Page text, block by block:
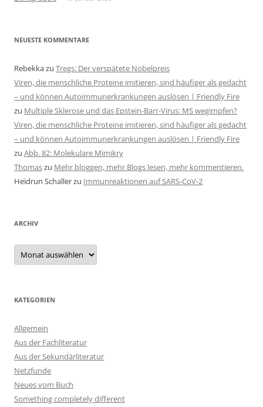
NEUESTE KOMMENTARE
Rebekkazu Tregs: Der verspätete Nobelpreis
Viren, die menschliche Proteine imitieren, sind häufiger als gedacht
– und können Autoimmunerkrankungen auslösen | Friendly Fire
zu Multiple Sklerose und das Epstein-Barr-Virus: MS wegimpfen?
Viren, die menschliche Proteine imitieren, sind häufiger als gedacht
– und können Autoimmunerkrankungen auslösen | Friendly Fire
zu Abb. 82: Molekulare Mimikry
Thomaszu Mehr bloggen, mehr Blogs lesen, mehr kommentieren.
Heidrun Schallerzu Immunreaktionen auf SARS-CoV-2
ARCHIV
Archiv
KATEGORIEN
Allgemein
Aus der Fachliteratur
Aus der Sekundärliteratur
Netzfunde
Neues vom Buch
Something completely different